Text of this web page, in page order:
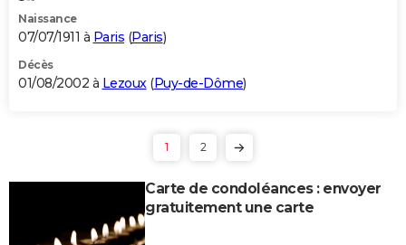
Naissance
07/07/1911 à Paris (Paris)
Décès
01/08/2002 à Lezoux (Puy-de-Dôme)
1 2
Carte de condoléances : envoyer
gratuitement une carte